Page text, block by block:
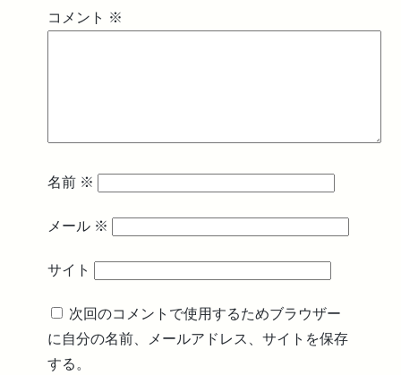
コメント ※
名前 ※
メール ※
サイト
次回のコメントで使用するためブラウザー
に自分の名前、メールアドレス、サイトを保存
する。